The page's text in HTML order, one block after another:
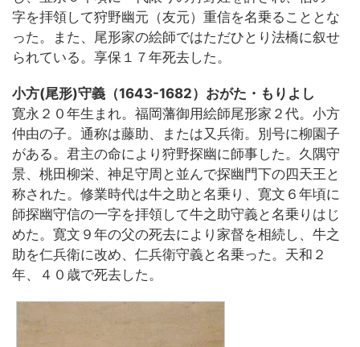
字を拝領して狩野幽元（友元）重信を名乗ることとな
った。また、尾形家の絵師ではただひとり法橋に叙せ
られている。享保１７年死去した。
小方(尾形)守義（1643-1682）おがた・もりよし
寛永２０年生まれ。福岡藩御用絵師尾形家２代。小方
仲由の子。通称は藤助、または又兵衛。別号に柳園子
がある。君主の命により狩野探幽に師事した。久隅守
景、桃田柳栄、神足守周と並んで探幽門下の四天王と
称された。修業時代は牛之助と名乗り、寛文６年頃に
師探幽守信の一字を拝領して牛之助守義と名乗りはじ
めた。寛文９年の父の死去により家督を相続し、牛之
助を仁兵衛に改め、仁兵衛守義と名乗った。天和２
年、４０歳で死去した。